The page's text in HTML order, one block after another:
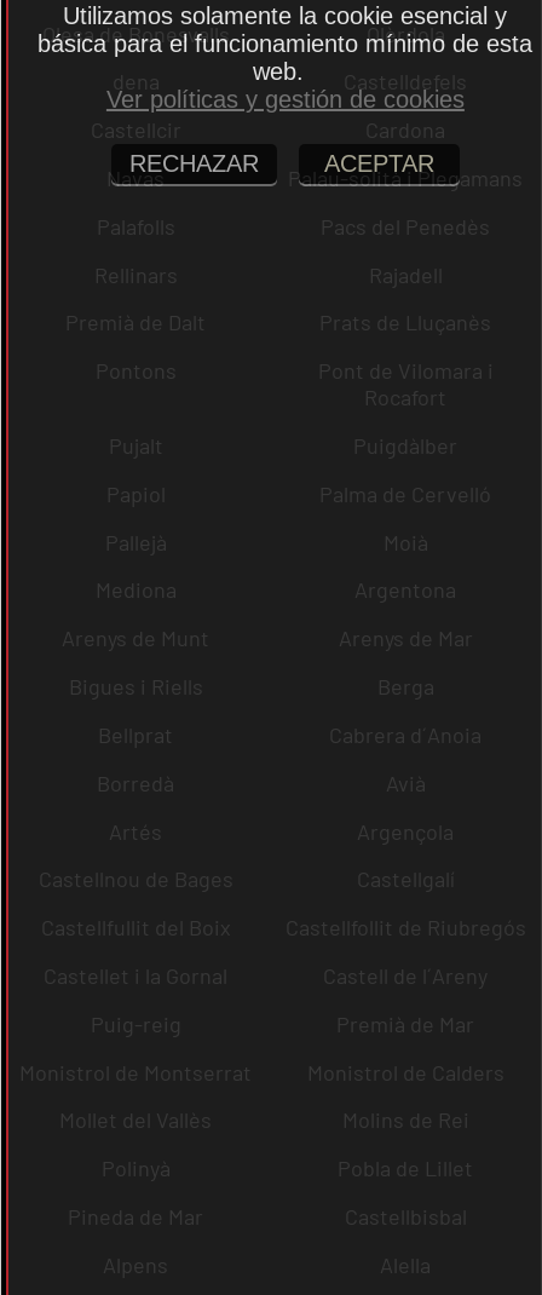
Olesa de Bonesvalls
Olèrdola
dena
Castelldefels
Castellcir
Cardona
Navas
Palau-solità i Plegamans
Palafolls
Pacs del Penedès
Rellinars
Rajadell
Premià de Dalt
Prats de Lluçanès
Pontons
Pont de Vilomara i
Rocafort
Pujalt
Puigdàlber
Papiol
Palma de Cervelló
Pallejà
Moià
Mediona
Argentona
Arenys de Munt
Arenys de Mar
Bigues i Riells
Berga
Bellprat
Cabrera d´Anoia
Borredà
Avià
Artés
Argençola
Castellnou de Bages
Castellgalí
Castellfullit del Boix
Castellfollit de Riubregós
Castellet i la Gornal
Castell de l´Areny
Puig-reig
Premià de Mar
Monistrol de Montserrat
Monistrol de Calders
Mollet del Vallès
Molins de Rei
Polinyà
Pobla de Lillet
Pineda de Mar
Castellbisbal
Alpens
Alella
Utilizamos solamente la cookie esencial y
básica para el funcionamiento mínimo de esta
web.
Ver políticas y gestión de cookies
RECHAZAR ACEPTAR